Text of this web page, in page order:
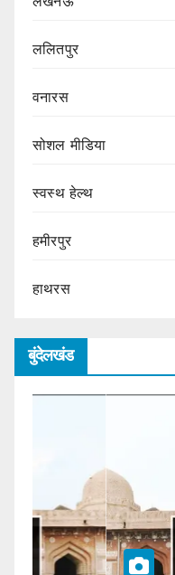
ललितपुर
वनारस
सोशल मीडिया
स्वस्थ हेल्थ
हमीरपुर
हाथरस
बुंदेलखंड